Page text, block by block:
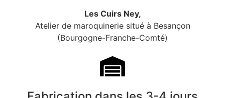
Les Cuirs Ney,
Atelier de maroquinerie situé à Besançon
(Bourgogne-Franche-Comté)